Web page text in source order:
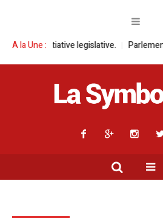
A la Une :
legislative. Parlement panafricain : à